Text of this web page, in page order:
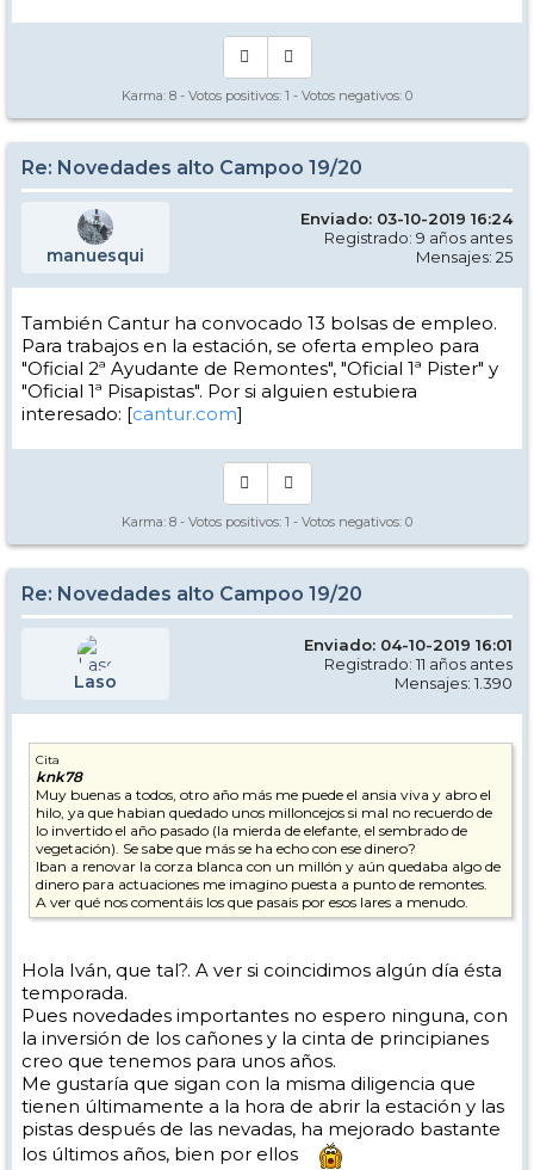
Karma: 8 - Votos positivos: 1 - Votos negativos: 0
Re: Novedades alto Campoo 19/20
manuesqui
Enviado: 03-10-2019 16:24
Registrado: 9 años antes
Mensajes: 25
También Cantur ha convocado 13 bolsas de empleo.
Para trabajos en la estación, se oferta empleo para
"Oficial 2ª Ayudante de Remontes", "Oficial 1ª Pister" y
"Oficial 1ª Pisapistas". Por si alguien estubiera
interesado: [cantur.com]
Karma: 8 - Votos positivos: 1 - Votos negativos: 0
Re: Novedades alto Campoo 19/20
Laso
Enviado: 04-10-2019 16:01
Registrado: 11 años antes
Mensajes: 1.390
Cita
knk78
Muy buenas a todos, otro año más me puede el ansia viva y abro el
hilo, ya que habian quedado unos milloncejos si mal no recuerdo de
lo invertido el año pasado (la mierda de elefante, el sembrado de
vegetación). Se sabe que más se ha echo con ese dinero?
Iban a renovar la corza blanca con un millón y aún quedaba algo de
dinero para actuaciones me imagino puesta a punto de remontes.
A ver qué nos comentáis los que pasais por esos lares a menudo.
Hola Iván, que tal?. A ver si coincidimos algún día ésta
temporada.
Pues novedades importantes no espero ninguna, con
la inversión de los cañones y la cinta de principianes
creo que tenemos para unos años.
Me gustaría que sigan con la misma diligencia que
tienen últimamente a la hora de abrir la estación y las
pistas después de las nevadas, ha mejorado bastante
los últimos años, bien por ellos